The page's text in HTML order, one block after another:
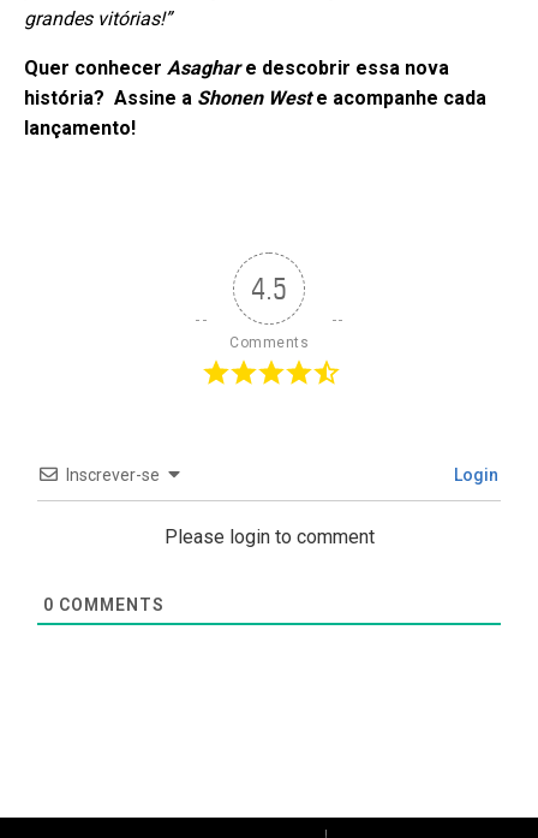
grandes vitórias!”
Quer conhecer Asaghare descobrir essa nova
história? Assine a Shonen Weste acompanhe cada
lançamento!
4.5
Comments
Inscrever-se Login
Please login to comment
0 COMMENTS